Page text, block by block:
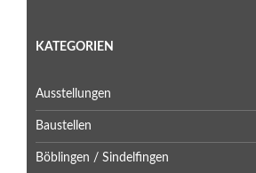
KATEGORIEN
Ausstellungen
Baustellen
Böblingen / Sindelfingen